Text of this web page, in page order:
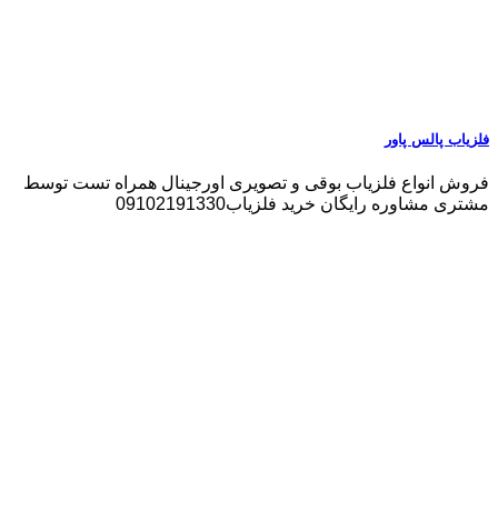
فلزیاب پالس پاور
فروش انواع فلزیاب بوقی و تصویری اورجینال همراه تست توسط
مشتری مشاوره رایگان خرید فلزیاب09102191330